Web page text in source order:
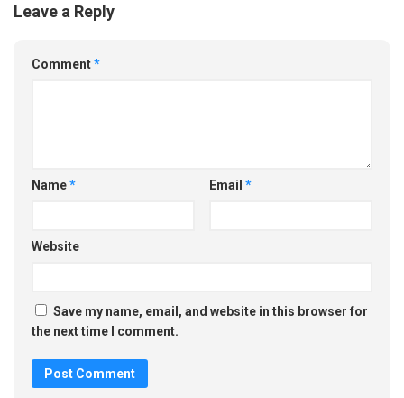
Leave a Reply
Comment*
Name* Email *
Website
Save my name, email, and website in this browser for
the next time I comment.